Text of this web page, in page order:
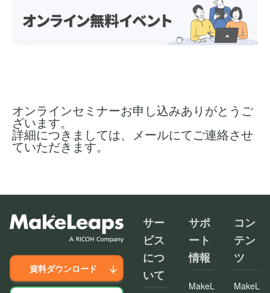
オンラインセミナーお申し込みありがとうご
ざいます。
詳細につきましては、メールにてご連絡させ
ていただきます。
資料ダウンロード
サー
ビス
につ
いて
サポ
ート
情報
MakeL
コン
テン
ツ
MakeL